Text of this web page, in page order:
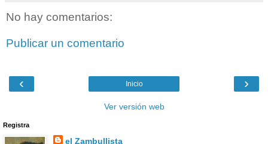
No hay comentarios:
Publicar un comentario
‹ ›
Inicio
Ver versión web
Registra
el Zambullista